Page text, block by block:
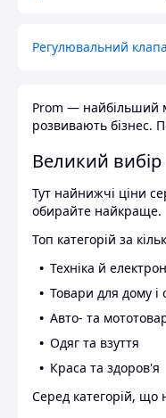
Регулювальний
Prom — найбільший
розвивають бізнес.
Великий
Тут найнижчі ціни
обирайте найкраще.
Топ категорій за
Техніка й
Товари для дому і
Авто- та
Одяг та взуття
Краса та здоров'я
Серед категорій, що